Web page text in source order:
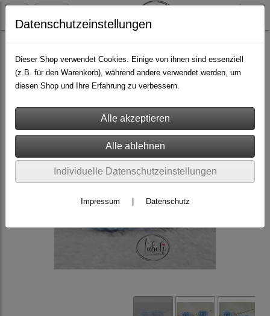
fürs Baby & Kind Schuhe
Datenschutzeinstellungen
Dieser Shop verwendet Cookies. Einige von ihnen sind essenziell
(z.B. für den Warenkorb), während andere verwendet werden, um
diesen Shop und Ihre Erfahrung zu verbessern.
Individuelle Datenschutzeinstellungen
Impressum Datenschutz